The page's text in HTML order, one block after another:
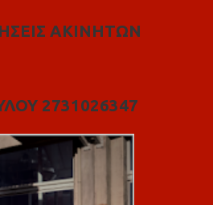
ΑΚΙΝΗΤΩΝ
2731026347